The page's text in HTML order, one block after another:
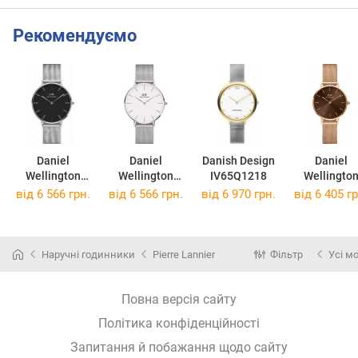
Рекомендуємо
Daniel
Wellington
DW00100304
Daniel
Wellington
DW00100306
Danish Design
IV65Q1218
Daniel
Wellington
від 6 566 грн. від 6 566 грн. від 6 970 грн. від 6 405
Наручні годинники Pierre Lannier Фільтр Усі
Повна версія сайту
Політика конфіденційності
Запитання й побажання щодо сайту